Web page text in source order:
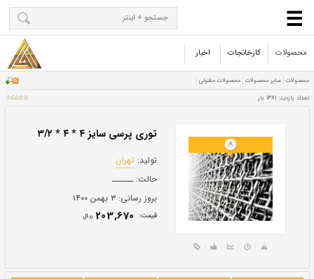
محصولات کارخانجات اخبار
توری پرسی سایز ۴ * ۴ * ۳/۲